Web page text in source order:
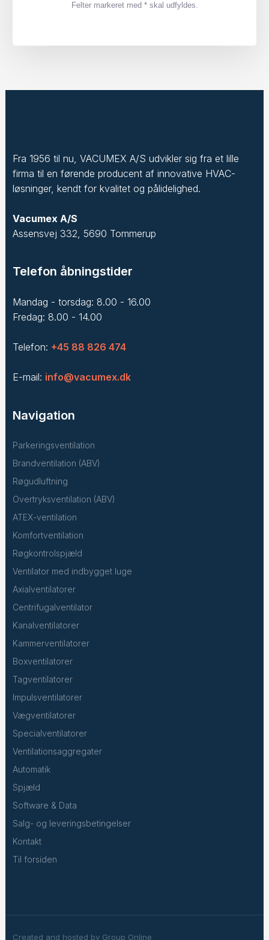
Felter markeret med * skal udfyldes.
Fra 1956 til nu, VACUMEX A/S udvikler sig fra et lille
firma til en førende producent af innovative HVAC-
løsninger, kendt for kvalitet og pålidelighed.
Vacumex A/S
Assensvej 332, 5690 Tommerup
Telefon åbningstider
Mandag - torsdag: 8.00 - 16.00
Fredag: 8.00 - 14.00
Telefon: +45 88 826 474
E-mail: info@vacumex.dk
Navigation
Parkeringsventilation
Brandventilation (ABV)
Røgudluftning
Overtryksventilation (ABV)
ATEX-ventilation
Komfortventilation
Røgkontrolspjæld
Ventilator med indbygget luge
Axialventilatorer
Centrifugalventilator
Kanalventilatorer
Kammerventilatorer
Boxventilatorer
Tagventilatorer
Impulsventilatorer
Vægventilatorer
Specialventilatorer
Ventilationsaggregater
Automatik
Spjæld
Software & Data
Salg- og leveringsbetingelser
Kontakt
Til forsiden
Created and hosted by Group Online